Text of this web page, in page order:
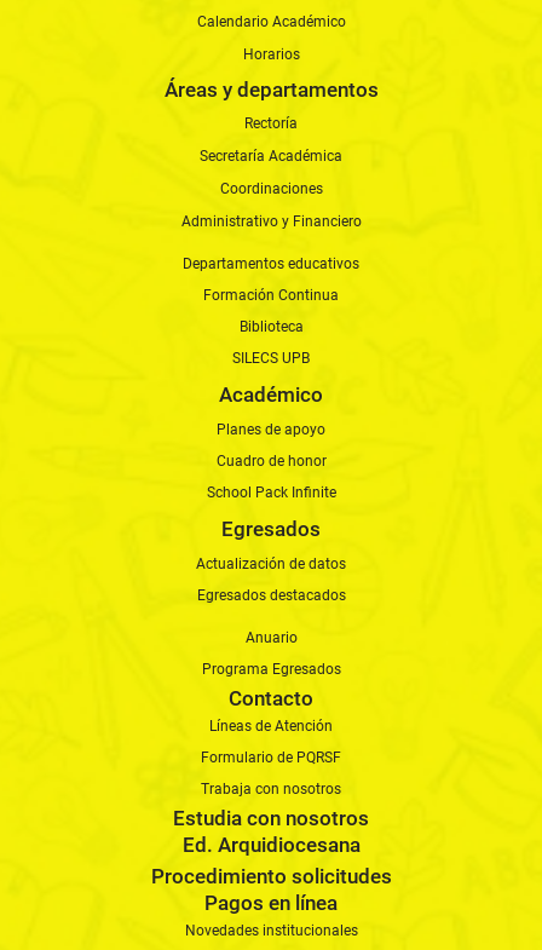
Calendario Académico
Horarios
Áreas y departamentos
Rectoría
Secretaría Académica
Coordinaciones
Administrativo y Financiero
Departamentos educativos
Formación Continua
Biblioteca
SILECS UPB
Académico
Planes de apoyo
Cuadro de honor
School Pack Infinite
Egresados
Actualización de datos
Egresados destacados
Anuario
Programa Egresados
Contacto
Líneas de Atención
Formulario de PQRSF
Trabaja con nosotros
Estudia con nosotros
Ed. Arquidiocesana
Procedimiento solicitudes
Pagos en línea
Novedades institucionales